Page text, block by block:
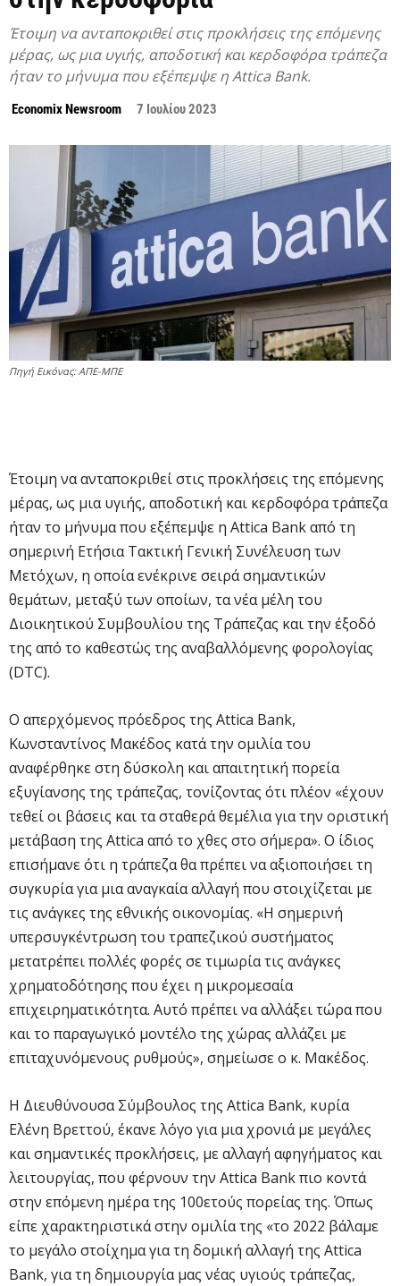
Έτοιμη να ανταποκριθεί στις προκλήσεις της επόμενης
μέρας, ως μια υγιής, αποδοτική και κερδοφόρα τράπεζα
ήταν το μήνυμα που εξέπεμψε η Αttica Bank.
Economix Newsroom 7 Ιουλίου 2023
Πηγή Εικόνας: ΑΠΕ-ΜΠΕ
Έτοιμη να ανταποκριθεί στις προκλήσεις της επόμενης
μέρας, ως μια υγιής, αποδοτική και κερδοφόρα τράπεζα
ήταν το μήνυμα που εξέπεμψε η Αttica Bank από τη
σημερινή Ετήσια Τακτική Γενική Συνέλευση των
Μετόχων, η οποία ενέκρινε σειρά σημαντικών
θεμάτων, μεταξύ των οποίων, τα νέα μέλη του
Διοικητικού Συμβουλίου της Τράπεζας και την έξοδό
της από το καθεστώς της αναβαλλόμενης φορολογίας
(DTC).
Ο απερχόμενος πρόεδρος της Attica Bank,
Κωνσταντίνος Μακέδος κατά την ομιλία του
αναφέρθηκε στη δύσκολη και απαιτητική πορεία
εξυγίανσης της τράπεζας, τονίζοντας ότι πλέον «έχουν
τεθεί οι βάσεις και τα σταθερά θεμέλια για την οριστική
μετάβαση της Attica από το χθες στο σήμερα». Ο ίδιος
επισήμανε ότι η τράπεζα θα πρέπει να αξιοποιήσει τη
συγκυρία για μια αναγκαία αλλαγή που στοιχίζεται με
τις ανάγκες της εθνικής οικονομίας. «Η σημερινή
υπερσυγκέντρωση του τραπεζικού συστήματος
μετατρέπει πολλές φορές σε τιμωρία τις ανάγκες
χρηματοδότησης που έχει η μικρομεσαία
επιχειρηματικότητα. Αυτό πρέπει να αλλάξει τώρα που
και το παραγωγικό μοντέλο της χώρας αλλάζει με
επιταχυνόμενους ρυθμούς», σημείωσε ο κ. Μακέδος.
Η Διευθύνουσα Σύμβουλος της Attica Bank, κυρία
Ελένη Βρεττού, έκανε λόγο για μια χρονιά με μεγάλες
και σημαντικές προκλήσεις, με αλλαγή αφηγήματος και
λειτουργίας, που φέρνουν την Attica Bank πιο κοντά
στην επόμενη ημέρα της 100ετούς πορείας της. Όπως
είπε χαρακτηριστικά στην ομιλία της «το 2022 βάλαμε
το μεγάλο στοίχημα για τη δομική αλλαγή της Attica
Bank, για τη δημιουργία μας νέας υγιούς τράπεζας,